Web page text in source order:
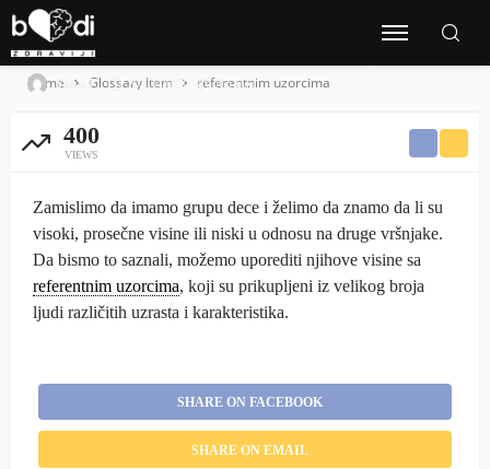
Home Glossary Item referentnim uzorcima
referentnim uzorcima
Yann E 20/05/2023 No tags
400
VIEWS
Zamislimo da imamo grupu dece i želimo da znamo da li su
visoki, prosečne visine ili niski u odnosu na druge vršnjake.
Da bismo to saznali, možemo uporediti njihove visine sa
referentnim uzorcima, koji su prikupljeni iz velikog broja
ljudi različitih uzrasta i karakteristika.
SHARE ON FACEBOOK
SHARE ON EMAIL